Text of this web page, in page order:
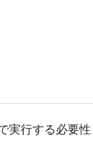
実行する必要性